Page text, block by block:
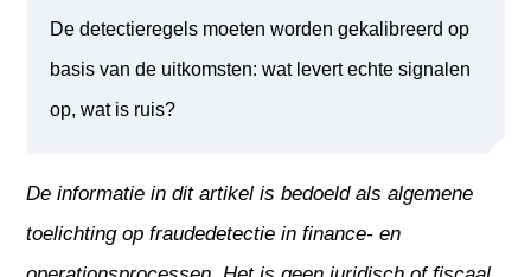
De detectieregels moeten worden gekalibreerd op
basis van de uitkomsten: wat levert echte signalen
op, wat is ruis?
De informatie in dit artikel is bedoeld als algemene
toelichting op fraudedetectie in finance- en